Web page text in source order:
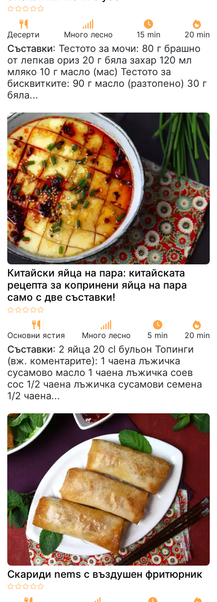
Десерти Много лесно 15 min 20 min
Съставки: Тестото за мочи: 80 г брашно
от лепкав ориз 20 г бяла захар 120 мл
мляко 10 г масло (мас) Тестото за
бисквитките: 90 г масло (разтопено) 30 г
бяла...
Китайски яйца на пара: китайската
рецепта за копринени яйца на пара
само с две съставки!
Основни ястия Много лесно 5 min 20 min
Съставки: 2 яйца 20 cl бульон Топинги
(вж. коментарите): 1 чаена лъжичка
сусамово масло 1 чаена лъжичка соев
сос 1/2 чаена лъжичка сусамови семена
1/2 чаена...
Скариди nems с въздушен фритюрник